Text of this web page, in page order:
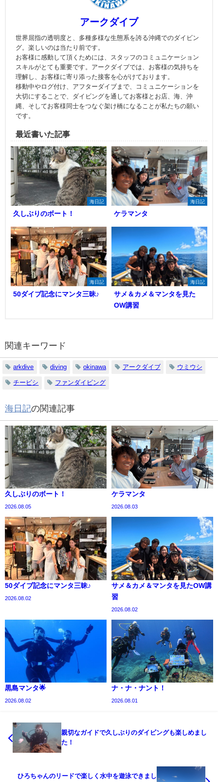
アークダイブ
世界屈指の透明度と、多種多様な生態系を誇る沖縄でのダイビン
グ。楽しいのは当たり前です。
お客様に感動して頂くためには、スタッフのコミュニケーション
スキルがとても重要です。アークダイブでは、お客様の気持ちを
理解し、お客様に寄り添った接客を心がけております。
移動中やログ付け、アフターダイブまで、コミュニケーションを
大切にすることで、ダイビングを通してお客様とお店、海、沖
縄、そしてお客様同士をつなぐ架け橋になることが私たちの願い
です。
最近書いた記事
海日記
久しぶりのボート！
海日記
ケラマンタ
海日記
50ダイブ記念にマンタ三昧♪
海日記
サメ＆カメ＆マンタを見た
OW講習
関連キーワード
arkdive diving okinawa アークダイブ ウミウシ
チービシ ファンダイビング
海日記の関連記事
久しぶりのボート！
2026.08.05
ケラマンタ
2026.08.03
50ダイブ記念にマンタ三昧♪
2026.08.02
サメ＆カメ＆マンタを見たOW講
習
2026.08.02
黒島マンタ🌟
2026.08.02
ナ・ナ・ナント！
2026.08.01
親切なガイドで久しぶりのダイビングも楽しめまし
た！
ひろちゃんのリードで楽しく水中を遊泳できまし